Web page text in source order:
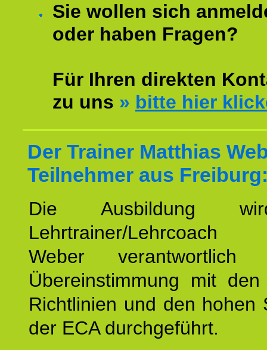
Sie wollen sich
oder haben Fragen?
Für Ihren direkten
zu uns » bitte hier
Der Trainer Matthias
Teilnehmer aus
Die Ausbildung
Lehrtrainer/Lehrcoach
Weber
Übereinstimmung mit den
Richtlinien und den hohen
der ECA durchgeführt.